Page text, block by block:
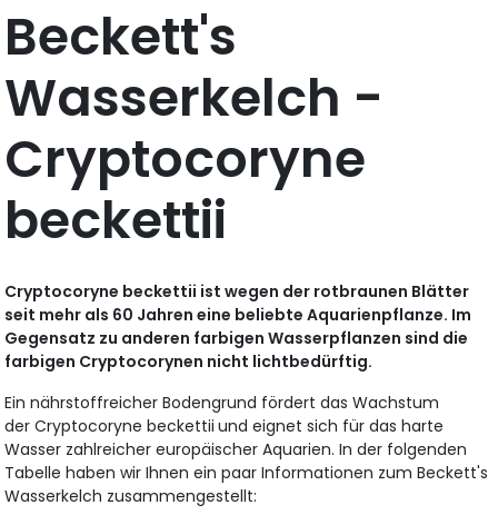
Beckett's
Wasserkelch -
Cryptocoryne
beckettii
Cryptocoryne beckettii ist wegen der rotbraunen Blätter
seit mehr als 60 Jahren eine beliebte Aquarienpflanze. Im
Gegensatz zu anderen farbigen Wasserpflanzen sind die
farbigen Cryptocorynen nicht lichtbedürftig.
Ein nährstoffreicher Bodengrund fördert das Wachstum
der Cryptocoryne beckettii und eignet sich für das harte
Wasser zahlreicher europäischer Aquarien. In der folgenden
Tabelle haben wir Ihnen ein paar Informationen zum Beckett's
Wasserkelch zusammengestellt: